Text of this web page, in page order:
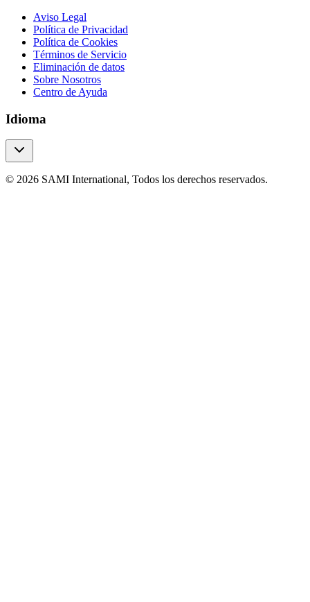
Aviso Legal
Política de Privacidad
Política de Cookies
Términos de Servicio
Eliminación de datos
Sobre Nosotros
Centro de Ayuda
Idioma
© 2026 SAMI International, Todos los derechos reservados.